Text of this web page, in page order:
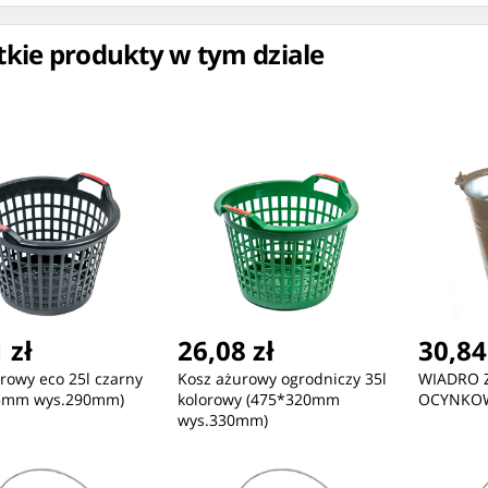
67,91 zł
Ciężarówka Transporter Z
Klatką Figurka Dinozaur T-
Rex Światła Dźwięki 1:12
81,95 zł
Ciężarówka z Kontenerem
Otwierane Drzwi Światła
Dźwięki Żółta 54 cm
produkty w tym dziale
eco 25l czarny
wys.290mm)
26,08 zł
Kosz ażurowy ogrodniczy 35l
kolorowy (475*320mm
wys.330mm)
WIADRO